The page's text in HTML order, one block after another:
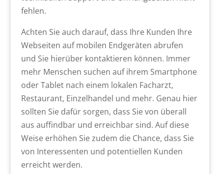
fehlen.
Achten Sie auch darauf, dass Ihre Kunden Ihre
Webseiten auf mobilen Endgeräten abrufen
und Sie hierüber kontaktieren können. Immer
mehr Menschen suchen auf ihrem Smartphone
oder Tablet nach einem lokalen Facharzt,
Restaurant, Einzelhandel und mehr. Genau hier
sollten Sie dafür sorgen, dass Sie von überall
aus auffindbar und erreichbar sind. Auf diese
Weise erhöhen Sie zudem die Chance, dass Sie
von Interessenten und potentiellen Kunden
erreicht werden.